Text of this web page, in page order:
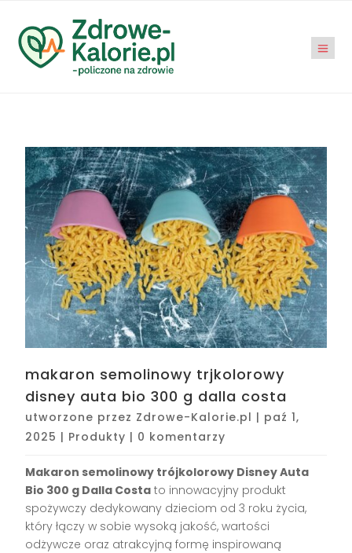
makaron semolinowy trjkolorowy
disney auta bio 300 g dalla costa
utworzone przez Zdrowe-Kalorie.pl | paź 1,
2025 | Produkty | 0 komentarzy
Makaron semolinowy trójkolorowy Disney Auta
Bio 300 g Dalla Costa to innowacyjny produkt
spożywczy dedykowany dzieciom od 3 roku życia,
który łączy w sobie wysoką jakość, wartości
odżywcze oraz atrakcyjną formę inspirowaną